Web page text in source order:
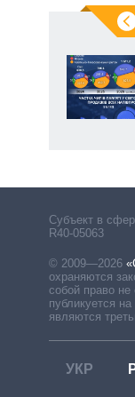
Субъект в
R40-05063
© 2009—2026
охраняются
собой право
публикуется
являются
УКР